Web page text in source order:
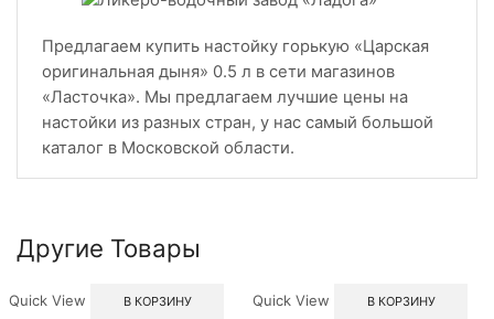
Предлагаем купить настойку горькую «Царская
оригинальная дыня» 0.5 л в сети магазинов
«Ласточка». Мы предлагаем лучшие цены на
настойки из разных стран, у нас самый большой
каталог в Московской области.
Другие Товары
Quick View В КОРЗИНУ Quick View В КОРЗИНУ